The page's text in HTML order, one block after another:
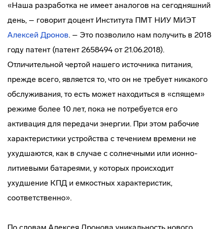
«Наша разработка не имеет аналогов на сегодняшний
день, – говорит доцент Института ПМТ НИУ МИЭТ
Алексей Дронов. – Это позволило нам получить в 2018
году патент (патент 2658494 от 21.06.2018).
Отличительной чертой нашего источника питания,
прежде всего, является то, что он не требует никакого
обслуживания, то есть может находиться в «спящем»
режиме более 10 лет, пока не потребуется его
активация для передачи энергии. При этом рабочие
характеристики устройства с течением времени не
ухудшаются, как в случае с солнечными или ионно-
литиевыми батареями, у которых происходит
ухудшение КПД и емкостных характеристик,
соответственно».